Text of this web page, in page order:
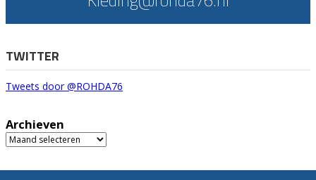
TWITTER
Tweets door @ROHDA76
Archieven
Archieven